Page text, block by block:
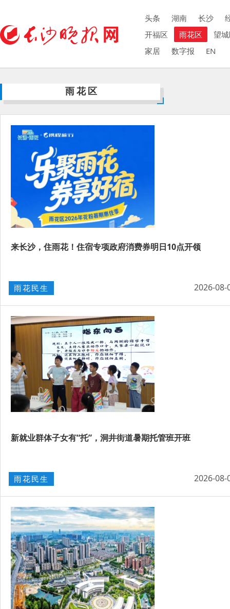
头条 湖南 长沙
开福区
雨花区
望
家居
数字报 EN
雨花区
来长沙，住雨花！住宿专项政府消费券明日10点开领
雨花民生 2026-08-
新就业群体子女有“托”，洞井街道暑期托管班开班
雨花民生 2026-08-